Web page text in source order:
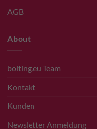
AGB
About
bolting.eu Team
Kontakt
Kunden
Newsletter Anmeldung